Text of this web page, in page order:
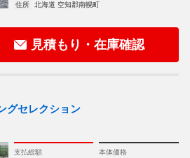
住所
北海道 空知郡南幌町
見積もり・在庫確認
グセレクション
支払総額 本体価格